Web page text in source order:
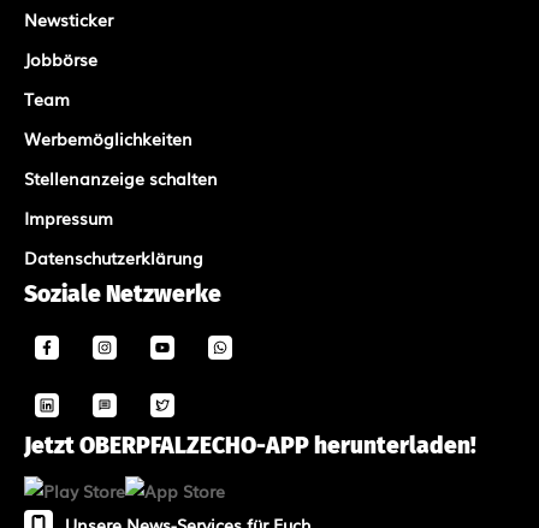
Newsticker
Jobbörse
Team
Werbemöglichkeiten
Stellenanzeige schalten
Impressum
Datenschutzerklärung
Soziale Netzwerke
Jetzt OBERPFALZECHO-APP herunterladen!